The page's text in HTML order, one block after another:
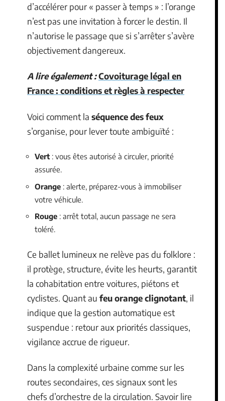
d’accélérer pour « passer à temps » : l’orange
n’est pas une invitation à forcer le destin. Il
n’autorise le passage que si s’arrêter s’avère
objectivement dangereux.
A lire également :Covoiturage légal en
France : conditions et règles à respecter
Voici comment la séquence des feux
s’organise, pour lever toute ambiguïté :
Vert : vous êtes autorisé à circuler, priorité
assurée.
Orange : alerte, préparez-vous à immobiliser
votre véhicule.
Rouge : arrêt total, aucun passage ne sera
toléré.
Ce ballet lumineux ne relève pas du folklore :
il protège, structure, évite les heurts, garantit
la cohabitation entre voitures, piétons et
cyclistes. Quant au feu orange clignotant, il
indique que la gestion automatique est
suspendue : retour aux priorités classiques,
vigilance accrue de rigueur.
Dans la complexité urbaine comme sur les
routes secondaires, ces signaux sont les
chefs d’orchestre de la circulation. Savoir lire